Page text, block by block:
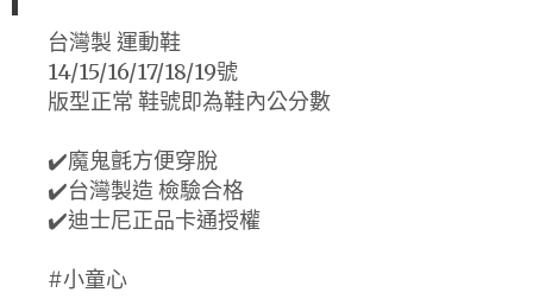
台灣製 運動鞋
14/15/16/17/18/19號
版型正常 鞋號即為鞋內公分數
✔️魔鬼氈方便穿脫
✔️台灣製造 檢驗合格
✔️迪士尼正品卡通授權
#小童心